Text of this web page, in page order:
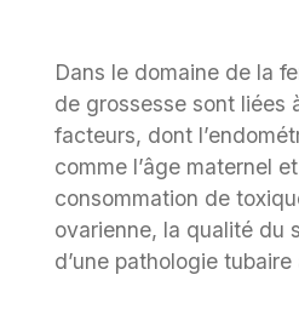
Dans le domaine de la
de grossesse sont liées
facteurs, dont
comme l’âge maternel
consommation de
ovarienne, la qualité du
d’une pathologie